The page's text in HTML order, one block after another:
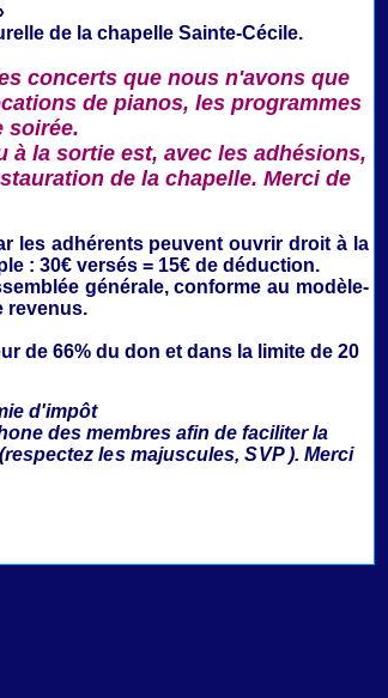
de la chapelle Sainte-Cécile.
concerts que nous n'avons que
de pianos, les programmes
soirée.
à la sortie est, avec les adhésions,
de la chapelle. Merci de
les adhérents peuvent ouvrir droit à la
: 30€ versés = 15€ de déduction.
générale,conforme au modèle-
revenus.
de 66% du don et dans la limite de 20
d'impôt
des membres afin de faciliter la
les majuscules, SVP ). Merci